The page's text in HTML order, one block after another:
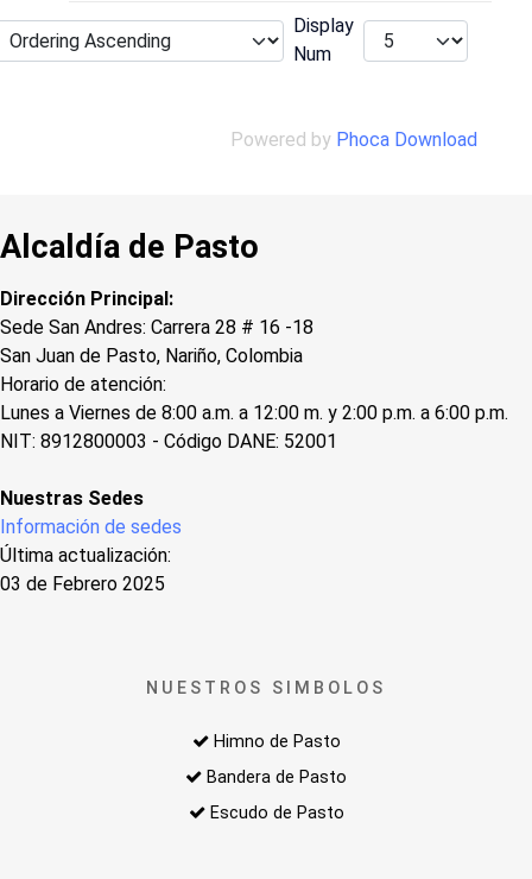
Display
Num
Powered by Phoca Download
Alcaldía de Pasto
Dirección Principal:
Sede San Andres: Carrera 28 # 16 -18
San Juan de Pasto, Nariño, Colombia
Horario de atención:
Lunes a Viernes de 8:00 a.m. a 12:00 m. y 2:00 p.m. a 6:00 p.m.
NIT: 8912800003 - Código DANE: 52001
Nuestras Sedes
Información de sedes
Última actualización:
03 de Febrero 2025
NUESTROS SIMBOLOS
Himno de Pasto
Bandera de Pasto
Escudo de Pasto